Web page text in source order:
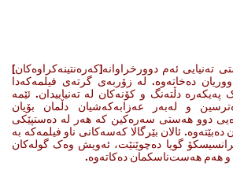
تەنیایی ئەم دوورخراوانە[کەرەنتینەکراوەکان]
دەخاتەوە. لە زۆربەی گرتەی فیلمەکەدا
دڵتەنگ و کۆنەکان لە تەنیاییدان. ئێمە
و لەبەر عەزابەکەشیان دڵمان بۆیان
دوو هەستی سەرەکین کە هەر لە دەستپێکی
ئالان بێرگالا کەسەکانی ناو فیلمەکە بە
گویا دەچوێنێت، ئەویش وەک گولەکان
و هەم هەست‌ناسکمان دەکاتەوە.